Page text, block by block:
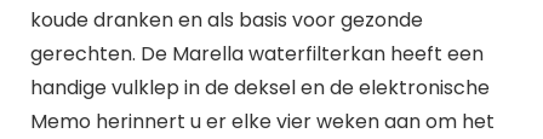
koude dranken en als basis voor gezonde
gerechten. De Marella waterfilterkan heeft een
handige vulklep in de deksel en de elektronische
Memo herinnert u er elke vier weken aan om het